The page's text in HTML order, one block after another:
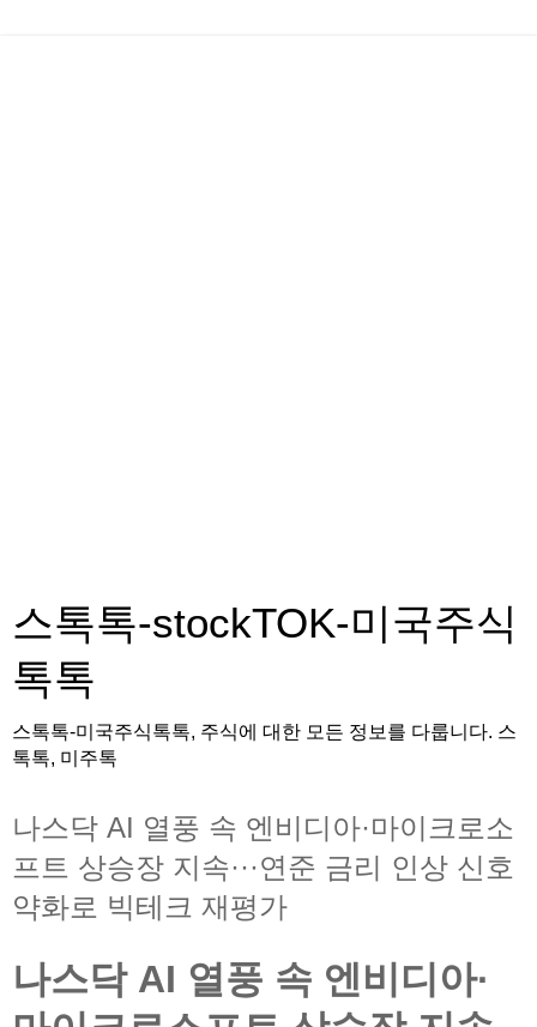
스톡톡-stockTOK-미국주식
톡톡
스톡톡-미국주식톡톡, 주식에 대한 모든 정보를 다룹니다. 스
톡톡, 미주톡
나스닥 AI 열풍 속 엔비디아·마이크로소
프트 상승장 지속···연준 금리 인상 신호
약화로 빅테크 재평가
나스닥 AI 열풍 속 엔비디아·